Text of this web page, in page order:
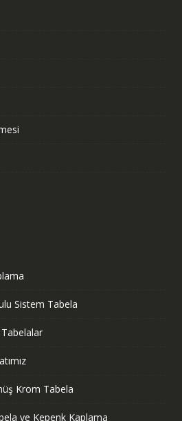
Sistem Tabela
Tabelalar
Krom Tabela
ve Kepenk Kaplama